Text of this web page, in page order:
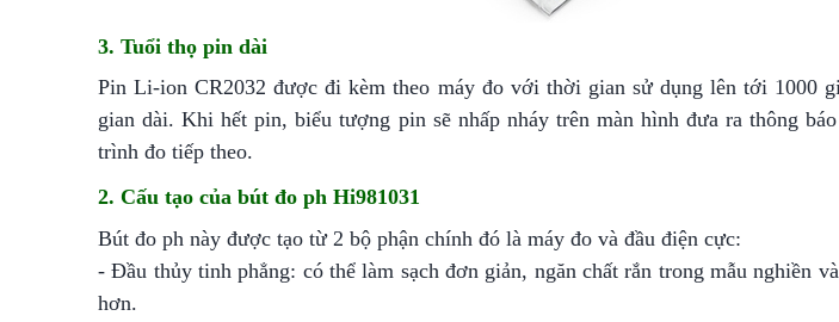
3. Tuổi thọ pin dài
Pin Li-ion CR2032 được đi kèm theo máy đo với thời gian sử dụng lên tới 1000
gian dài. Khi hết pin, biểu tượng pin sẽ nhấp nháy trên màn hình đưa ra thông
trình đo tiếp theo.
2. Cấu tạo của bút đo ph Hi981031
Bút đo ph này được tạo từ 2 bộ phận chính đó là máy đo và đầu điện cực:
- Đầu thủy tinh phẳng: có thể làm sạch đơn giản, ngăn chất rắn trong mẫu nghiền
hơn.